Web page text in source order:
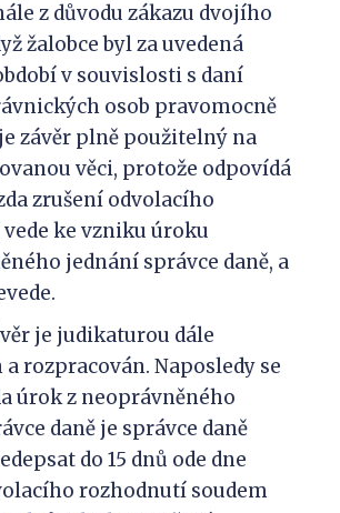
z důvodu zákazu dvojího
žalobce byl za uvedená
v souvislosti s daní
osob pravomocně
závěr plně použitelný na
věci, protože odpovídá
zrušení odvolacího
ke vzniku úroku
jednání správce daně, a
je judikaturou dále
a rozpracován. Naposledy se
úrok z neoprávněného
daně je správce daně
do 15 dnů ode dne
rozhodnutí soudem